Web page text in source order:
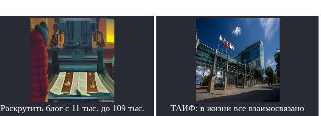
Раскрутить блог с 11 тыс. до 109 тыс.
ТАИФ: в жизни все взаимосвязано